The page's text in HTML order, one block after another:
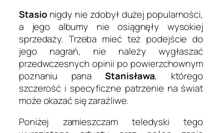
Stasionigdy nie zdobył dużej popularności,
a jego albumy nie osiągnęły wysokiej
sprzedaży. Trzeba mieć też podejście do
jego nagrań, nie należy wygłaszać
przedwczesnych opinii po powierzchownym
poznaniu panaStanisława, którego
szczerość i specyficzne patrzenie na świat
może okazać się zaraźliwe.
Poniżej zamieszczam teledyski tego